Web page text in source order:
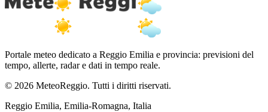
Portale meteo dedicato a Reggio Emilia e provincia: previsioni del
tempo, allerte, radar e dati in tempo reale.
© 2026 MeteoReggio. Tutti i diritti riservati.
Reggio Emilia, Emilia-Romagna, Italia